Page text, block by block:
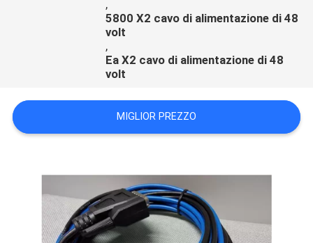
,
5800 X2 cavo di alimentazione di 48
volt
,
Ea X2 cavo di alimentazione di 48
volt
MIGLIOR PREZZO